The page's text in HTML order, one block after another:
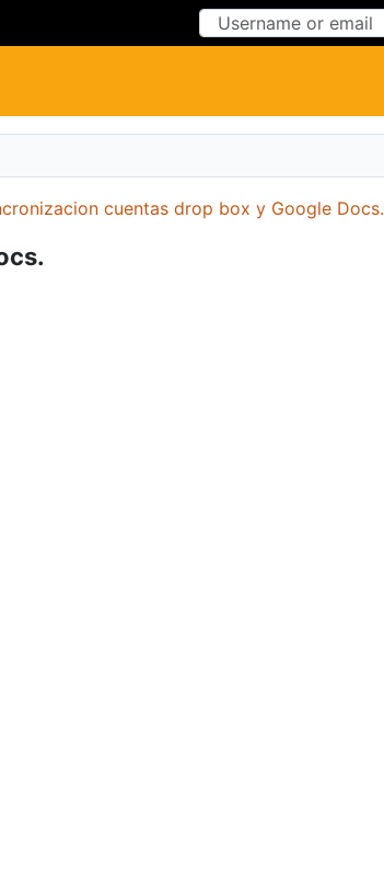
cuentas drop box y Google Docs.